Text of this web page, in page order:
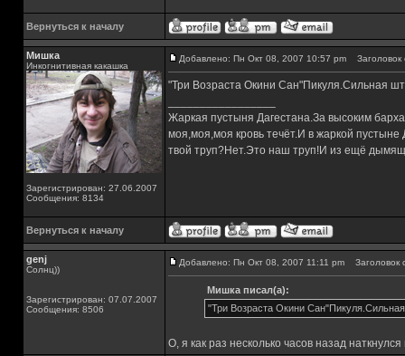
Вернуться к началу
Мишка
Инкогнитивная какашка
Зарегистрирован: 27.06.2007
Сообщения: 8134
Добавлено: Пн Окт 08, 2007 10:57 pm Заголовок
"Три Возраста Окини Сан"Пикуля.Сильная
Жаркая пустыня Дагестана.За высоким
моя,моя,моя кровь течёт.И в жаркой
твой труп?Нет.Это наш труп!И из ещё
Вернуться к началу
genj
Солнц))
Зарегистрирован: 07.07.2007
Сообщения: 8506
Добавлено: Пн Окт 08, 2007 11:11 pm Заголовок
Мишка писал(а):
"Три Возраста Окини
О, я как раз несколько часов назад